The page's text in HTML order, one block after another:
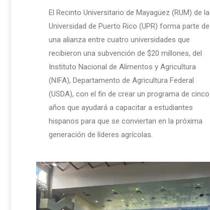
El Recinto Universitario de Mayagüez (RUM) de la
Universidad de Puerto Rico (UPR) forma parte de
una alianza entre cuatro universidades que
recibieron una subvención de $20 millones, del
Instituto Nacional de Alimentos y Agricultura
(NIFA), Departamento de Agricultura Federal
(USDA), con el fin de crear un programa de cinco
años que ayudará a capacitar a estudiantes
hispanos para que se conviertan en la próxima
generación de líderes agrícolas.